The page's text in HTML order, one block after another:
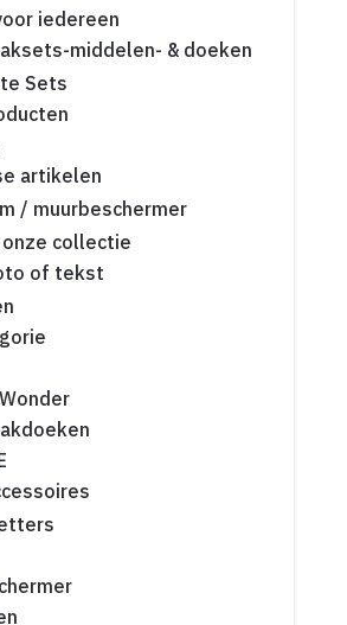
iedereen
middelen- & doeken
Sets
artikelen
/ muurbeschermer
collectie
of tekst